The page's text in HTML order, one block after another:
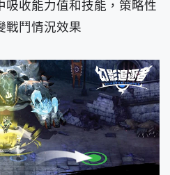
吸收能力值和技能，策略性
戰鬥情況效果